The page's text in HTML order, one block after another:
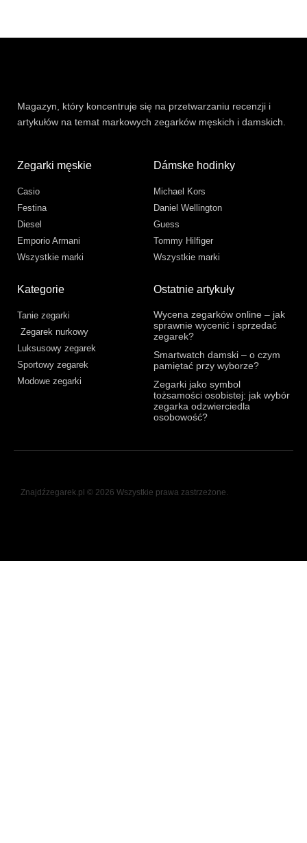
Magazyn, który koncentruje się na przetwarzaniu recenzji i
artykułów na temat markowych zegarków męskich i damskich.
Zegarki męskie
Casio
Festina
Diesel
Emporio Armani
Wszystkie marki
Dámske hodinky
Michael Kors
Daniel Wellington
Guess
Tommy Hilfiger
Wszystkie marki
Kategorie
Tanie zegarki
Zegarek nurkowy
Luksusowy zegarek
Sportowy zegarek
Modowe zegarki
Ostatnie artykuły
Wycena zegarków online – jak
sprawnie wycenić i sprzedać
zegarek?
Smartwatch damski – o czym
pamiętać przy wyborze?
Zegarki jako symbol
tożsamości osobistej: jak wybór
zegarka odzwierciedla
osobowość?
Znajdźzegarek.pl © 2026 Wszystkie prawa zastrzeżone.